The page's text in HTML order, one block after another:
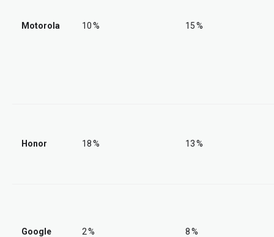
Motorola 10 % 15 %
Honor 18 % 13 %
Google 2 % 8 %